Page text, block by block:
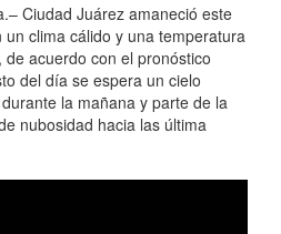
Ciudad Juárez amaneció este
clima cálido y una temperatura
acuerdo con el pronóstico
del día se espera un cielo
la mañana y parte de la
nubosidad hacia las última